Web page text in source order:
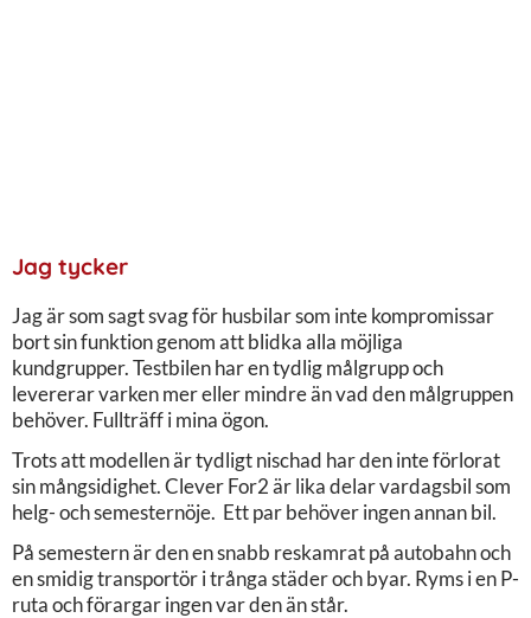
Jag tycker
Jag är som sagt svag för husbilar som inte kompromissar
bort sin funktion genom att blidka alla möjliga
kundgrupper. Testbilen har en tydlig målgrupp och
levererar varken mer eller mindre än vad den målgruppen
behöver. Fullträff i mina ögon.
Trots att modellen är tydligt nischad har den inte förlorat
sin mångsidighet. Clever For2 är lika delar vardagsbil som
helg- och semesternöje. Ett par behöver ingen annan bil.
På semestern är den en snabb reskamrat på autobahn och
en smidig transportör i trånga städer och byar. Ryms i en P-
ruta och förargar ingen var den än står.